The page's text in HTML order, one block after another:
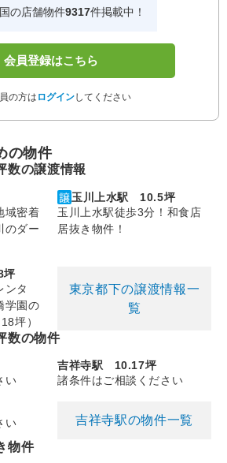
の店舗物件9317件掲載中！
会員登録はこちら
の方は ログインしてください
の物件
数の譲渡情報
域密着
のダー
玉川上水駅 10.5坪
玉川上水駅徒歩3分！和食店
居抜き物件！
坪
ンタ
学園の
坪）
東京都下の譲渡情報一
覧
数の物件
い
吉祥寺駅 10.17坪
諸条件はご相談ください
い
吉祥寺駅の物件一覧
物件